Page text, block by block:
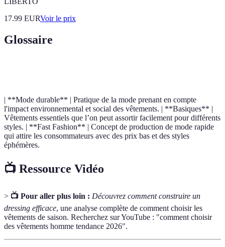
17.99 EURVoir le prix
Glossaire
| **Mode durable** | Pratique de la mode prenant en compte
l'impact environnemental et social des vêtements. | **Basiques** |
Vêtements essentiels que l’on peut assortir facilement pour différents
styles. | **Fast Fashion** | Concept de production de mode rapide
qui attire les consommateurs avec des prix bas et des styles
éphémères.
📺 Ressource Vidéo
> 📺 Pour aller plus loin : Découvrez comment construire un
dressing efficace, une analyse complète de comment choisir les
vêtements de saison. Recherchez sur YouTube : "comment choisir
des vêtements homme tendance 2026".